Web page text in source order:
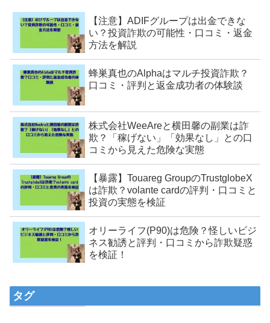
【注意】ADIFグループは出金できな
い？投資詐欺の可能性・口コミ・返金
方法を解説
蜂巣真也のAlphaはマルチ投資詐欺？
口コミ・評判と返金成功者の体験談
株式会社WeeAreと横田馨の副業は詐
欺？「稼げない」「効果なし」との口
コミから見えた危険な実態
【暴露】Touareg GroupのTrustglobeX
は詐欺？volante cardの評判・口コミと
投資の実態を検証
オリーライフ(P90)は危険？怪しいビジ
ネス勧誘と評判・口コミから詐欺疑惑
を検証！
タグ